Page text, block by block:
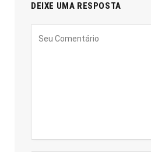
DEIXE UMA RESPOSTA